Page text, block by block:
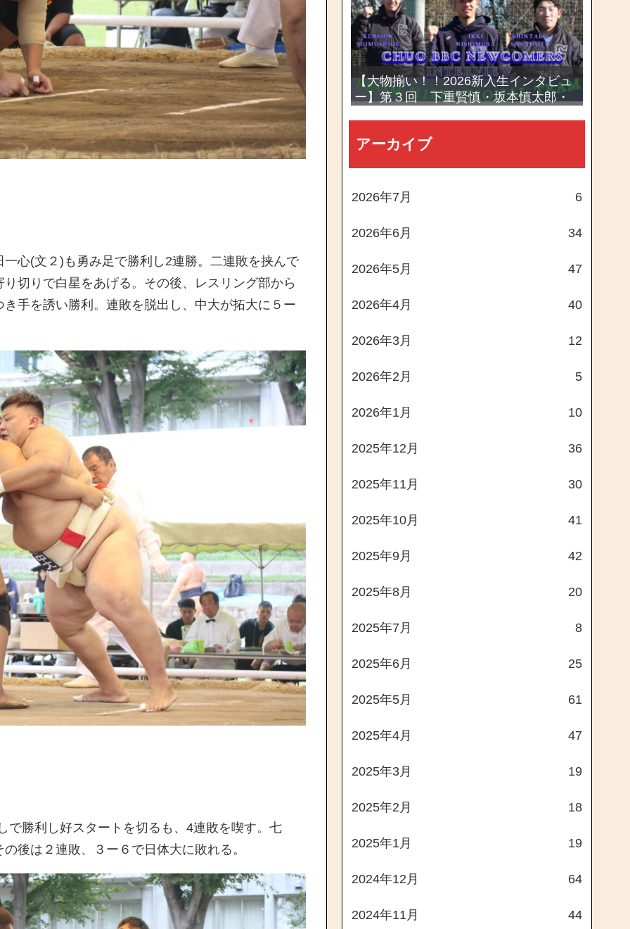
心(文２)も勇み足で勝利し2連勝。二連敗を挟んで
切りで白星をあげる。その後、レスリング部から
手を誘い勝利。連敗を脱出し、中大が拓大に５ー
で勝利し好スタートを切るも、4連敗を喫す。七
後は２連敗、３ー６で日体大に敗れる。
【大物揃い！！2026新入生インタビュ
ー】第３回 下重賢慎・坂本慎太郎・
アーカイブ
2026年7月 6
2026年6月 34
2026年5月 47
2026年4月 40
2026年3月 12
2026年2月 5
2026年1月 10
2025年12月 36
2025年11月 30
2025年10月 41
2025年9月 42
2025年8月 20
2025年7月 8
2025年6月 25
2025年5月 61
2025年4月 47
2025年3月 19
2025年2月 18
2025年1月 19
2024年12月 64
2024年11月 44